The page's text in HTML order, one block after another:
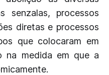
senzalas, processos
diretas e processos
que colocaram em
na medida em que a